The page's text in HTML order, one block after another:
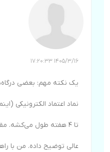
1405/3/16 17:20:33
یک نکته مهم: بعضی
تا ۴ هفته طول می‌کشه.
عالی توضیح داده. من با